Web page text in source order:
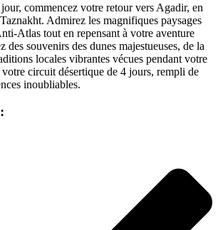
commencez votre retour vers Agadir, en
Admirez les magnifiques paysages
Atlas tout en repensant à votre aventure
des souvenirs des dunes majestueuses, de la
locales vibrantes vécues pendant votre
circuit désertique de 4 jours, rempli de
inoubliables.